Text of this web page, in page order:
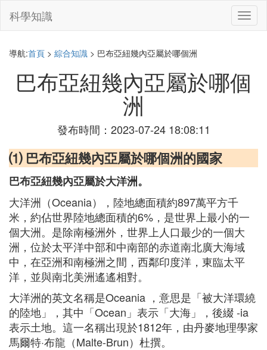
切
換
科學知識
導航:首頁 > 綜合知識 > 巴布亞紐幾內亞屬於哪個洲
巴布亞紐幾內亞屬於哪個
洲
發布時間：2023-07-24 18:08:11
⑴ 巴布亞紐幾內亞屬於哪個洲的國家
巴布亞紐幾內亞屬於大洋洲。
大洋洲（Oceania），陸地總面積約897萬平方千
米，約佔世界陸地總面積的6%，是世界上最小的一
個大洲。是除南極洲外，世界上人口最少的一個大
洲，位於太平洋中部和中南部的赤道南北廣大海域
中，在亞洲和南極洲之間，西鄰印度洋，東臨太平
洋，並與南北美洲遙遙相對。
大洋洲的英文名稱是Oceania ，意思是「被大洋環繞
的陸地」，其中「Ocean」表示「大海」，後綴 -ia
表示土地。這一名稱出現於1812年，由丹麥地理學家
馬爾特·布龍（Malte-Brun）杜撰。